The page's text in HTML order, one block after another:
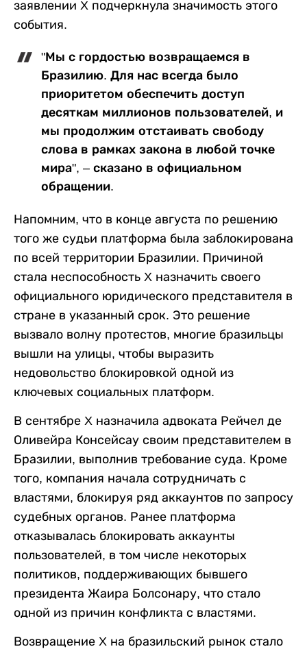
заявлении X подчеркнула значимость этого
события.
"Мы с гордостью возвращаемся в
Бразилию. Для нас всегда было
приоритетом обеспечить доступ
десяткам миллионов пользователей, и
мы продолжим отстаивать свободу
слова в рамках закона в любой точке
мира", – сказано в официальном
обращении.
Напомним, что в конце августа по решению
того же судьи платформа была заблокирована
по всей территории Бразилии. Причиной
стала неспособность X назначить своего
официального юридического представителя в
стране в указанный срок. Это решение
вызвало волну протестов, многие бразильцы
вышли на улицы, чтобы выразить
недовольство блокировкой одной из
ключевых социальных платформ.
В сентябре X назначила адвоката Рейчел де
Оливейра Консейсау своим представителем в
Бразилии, выполнив требование суда. Кроме
того, компания начала сотрудничать с
властями, блокируя ряд аккаунтов по запросу
судебных органов. Ранее платформа
отказывалась блокировать аккаунты
пользователей, в том числе некоторых
политиков, поддерживающих бывшего
президента Жаира Болсонару, что стало
одной из причин конфликта с властями.
Возвращение X на бразильский рынок стало